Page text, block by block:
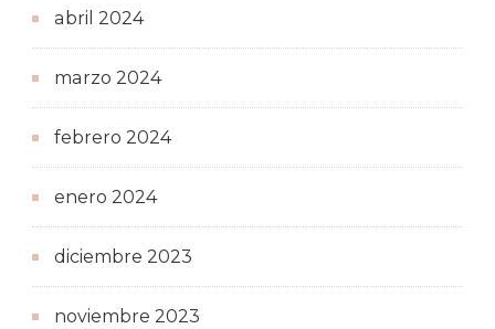
abril 2024
marzo 2024
febrero 2024
enero 2024
diciembre 2023
noviembre 2023